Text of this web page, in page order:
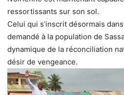
ressortissants sur son sol.
Celui qui s’inscrit désormais
demandé à la population de
dynamique de la réconciliation
désir de vengeance.